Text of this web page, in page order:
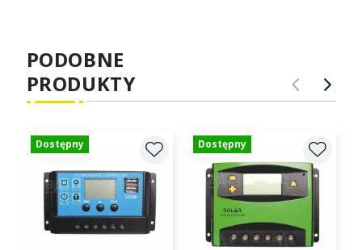
PODOBNE
PRODUKTY
Dostępny Dostępny